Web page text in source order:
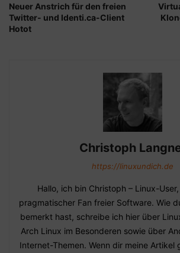
Neuer Anstrich für den freien
Twitter- und Identi.ca-Client
Hotot
Christoph
https://linuxundich.de
Hallo, ich bin Christoph – Linux-
pragmatischer Fan freier Software. Wie
bemerkt hast, schreibe ich hier über
Arch Linux im Besonderen sowie über
Internet-Themen. Wenn dir meine Artikel